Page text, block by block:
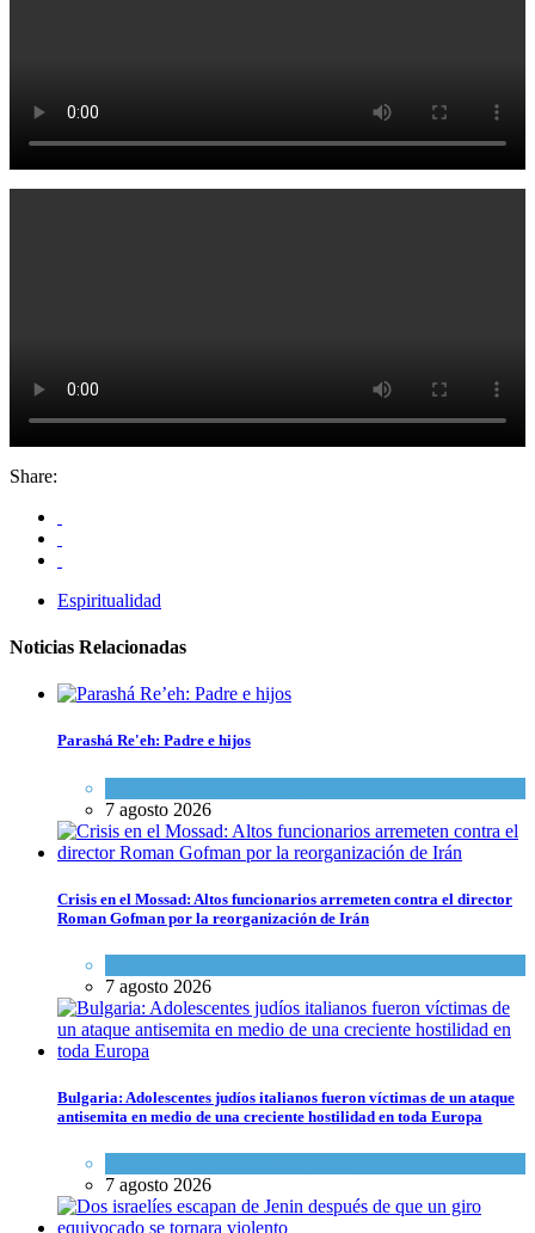
Share:
Espiritualidad
Noticias Relacionadas
Parashá Re'eh: Padre e hijos
7 agosto 2026
Crisis en el Mossad: Altos funcionarios arremeten contra el director
Roman Gofman por la reorganización de Irán
7 agosto 2026
Bulgaria: Adolescentes judíos italianos fueron víctimas de un ataque
antisemita en medio de una creciente hostilidad en toda Europa
7 agosto 2026